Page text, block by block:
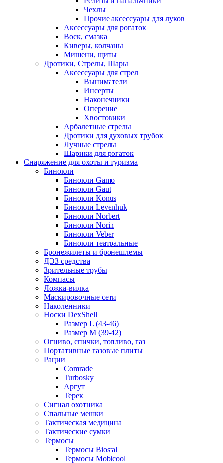
Чехлы
Прочие аксессуары для луков
Аксессуары для рогаток
Воск, смазка
Киверы, колчаны
Мишени, щиты
Дротики, Стрелы, Шары
Аксессуары для стрел
Выниматели
Инсерты
Наконечники
Оперение
Хвостовики
Арбалетные стрелы
Дротики для духовых трубок
Лучные стрелы
Шарики для рогаток
Снаряжение для охоты и туризма
Бинокли
Бинокли Gamo
Бинокли Gaut
Бинокли Konus
Бинокли Levenhuk
Бинокли Norbert
Бинокли Norin
Бинокли Veber
Бинокли театральные
Бронежилеты и бронешлемы
ДЭЗ средства
Зрительные трубы
Компасы
Ложка-вилка
Маскировочные сети
Наколенники
Носки DexShell
Размер L (43-46)
Размер M (39-42)
Огниво, спички, топливо, газ
Портативные газовые плиты
Рации
Comrade
Turbosky
Аргут
Терек
Сигнал охотника
Спальные мешки
Тактическая медицина
Тактические сумки
Термосы
Термосы Biostal
Термосы Mobicool